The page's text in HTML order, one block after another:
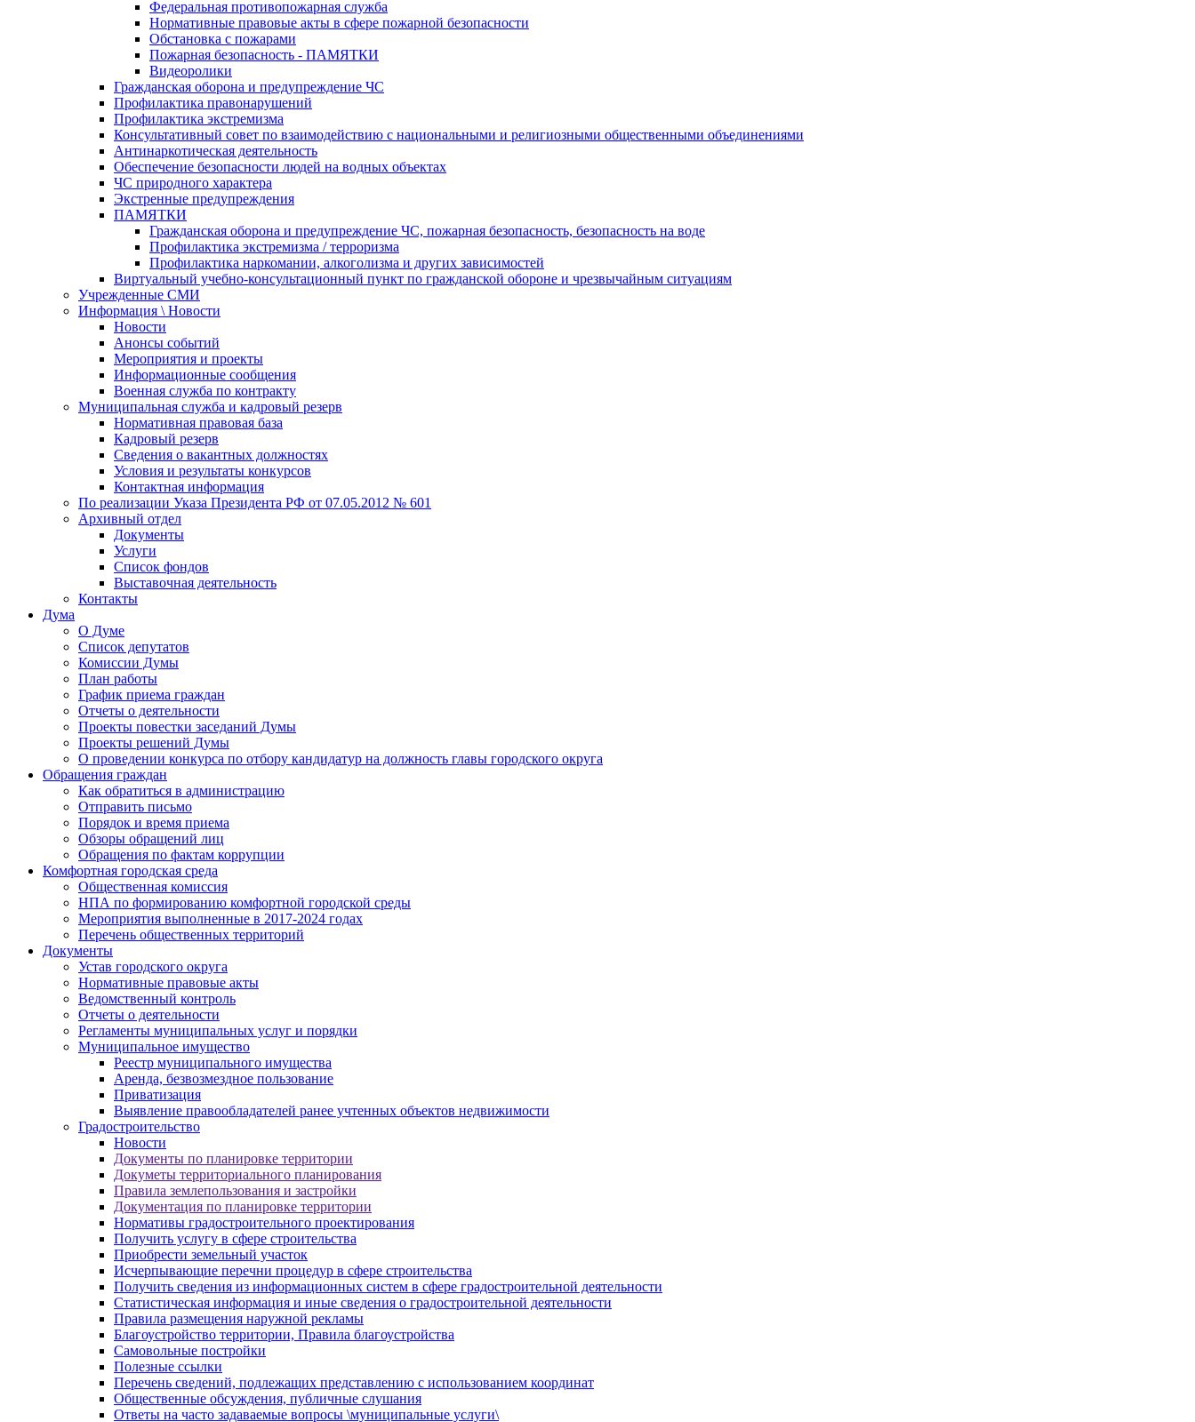
Федеральная противопожарная служба
Нормативные правовые акты в сфере пожарной безопасности
Обстановка с пожарами
Пожарная безопасность - ПАМЯТКИ
Видеоролики
Гражданская оборона и предупреждение ЧС
Профилактика правонарушений
Профилактика экстремизма
Консультативный совет по взаимодействию с национальными и религиозными общественными объединениями
Антинаркотическая деятельность
Обеспечение безопасности людей на водных объектах
ЧС природного характера
Экстренные предупреждения
ПАМЯТКИ
Гражданская оборона и предупреждение ЧС, пожарная безопасность, безопасность на воде
Профилактика экстремизма / терроризма
Профилактика наркомании, алкоголизма и других зависимостей
Виртуальный учебно-консультационный пункт по гражданской обороне и чрезвычайным ситуациям
Учрежденные СМИ
Информация \ Новости
Новости
Анонсы событий
Мероприятия и проекты
Информационные сообщения
Военная служба по контракту
Муниципальная служба и кадровый резерв
Нормативная правовая база
Кадровый резерв
Сведения о вакантных должностях
Условия и результаты конкурсов
Контактная информация
По реализации Указа Президента РФ от 07.05.2012 № 601
Архивный отдел
Документы
Услуги
Список фондов
Выставочная деятельность
Контакты
Дума
О Думе
Список депутатов
Комиссии Думы
План работы
График приема граждан
Отчеты о деятельности
Проекты повестки заседаний Думы
Проекты решений Думы
О проведении конкурса по отбору кандидатур на должность главы городского округа
Обращения граждан
Как обратиться в администрацию
Отправить письмо
Порядок и время приема
Обзоры обращений лиц
Обращения по фактам коррупции
Комфортная городская среда
Общественная комиссия
НПА по формированию комфортной городской среды
Мероприятия выполненные в 2017-2024 годах
Перечень общественных территорий
Документы
Устав городского округа
Нормативные правовые акты
Ведомственный контроль
Отчеты о деятельности
Регламенты муниципальных услуг и порядки
Муниципальное имущество
Реестр муниципального имущества
Аренда, безвозмездное пользование
Приватизация
Выявление правообладателей ранее учтенных объектов недвижимости
Градостроительство
Новости
Документы по планировке территории
Докуметы территориального планирования
Правила землепользования и застройки
Документация по планировке территории
Нормативы градостроительного проектирования
Получить услугу в сфере строительства
Приобрести земельный участок
Исчерпывающие перечни процедур в сфере строительства
Получить сведения из информационных систем в сфере градостроительной деятельности
Статистическая информация и иные сведения о градостроительной деятельности
Правила размещения наружной рекламы
Благоустройство территории, Правила благоустройства
Самовольные постройки
Полезные ссылки
Перечень сведений, подлежащих представлению с использованием координат
Общественные обсуждения, публичные слушания
Ответы на часто задаваемые вопросы \муниципальные услуги\